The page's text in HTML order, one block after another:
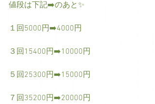
値段は下記➡️のあと✨
１回5000円➡️4000円
３回15400円➡️10000円
５回25300円➡️15000円
７回35200円➡️20000円